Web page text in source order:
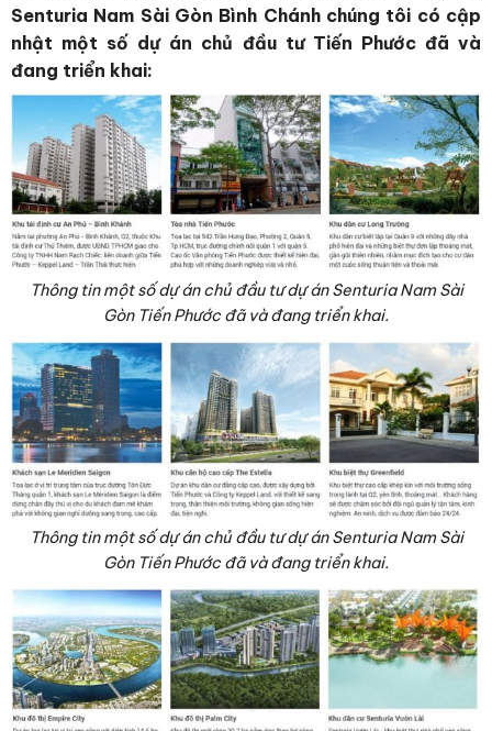
Senturia Nam Sài Gòn Bình Chánh chúng tôi có cập
nhật một số dự án chủ đầu tư Tiến Phước đã và
đang triển khai:
Thông tin một số dự án chủ đầu tư dự án Senturia Nam Sài
Gòn Tiến Phước đã và đang triển khai.
Thông tin một số dự án chủ đầu tư dự án Senturia Nam Sài
Gòn Tiến Phước đã và đang triển khai.